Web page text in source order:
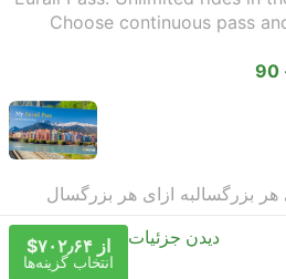
Choose continuous pass
هر بزرگسالبه ازای هر بزرگسال
دیدن جزئیات از ‎$۷۰۲٫۶۴
انتخاب گزینه‌ها